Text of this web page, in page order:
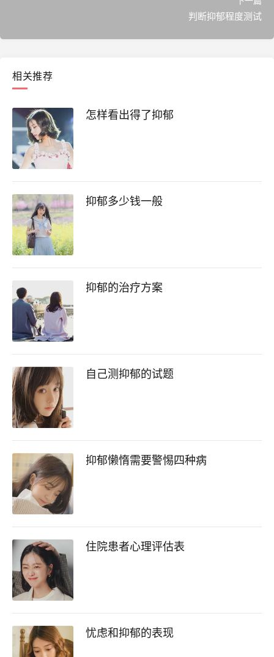
判断抑郁程度测试
相关推荐
怎样看出得了抑郁
抑郁多少钱一般
抑郁的治疗方案
自己测抑郁的试题
抑郁懒惰需要警惕四种病
住院患者心理评估表
忧虑和抑郁的表现